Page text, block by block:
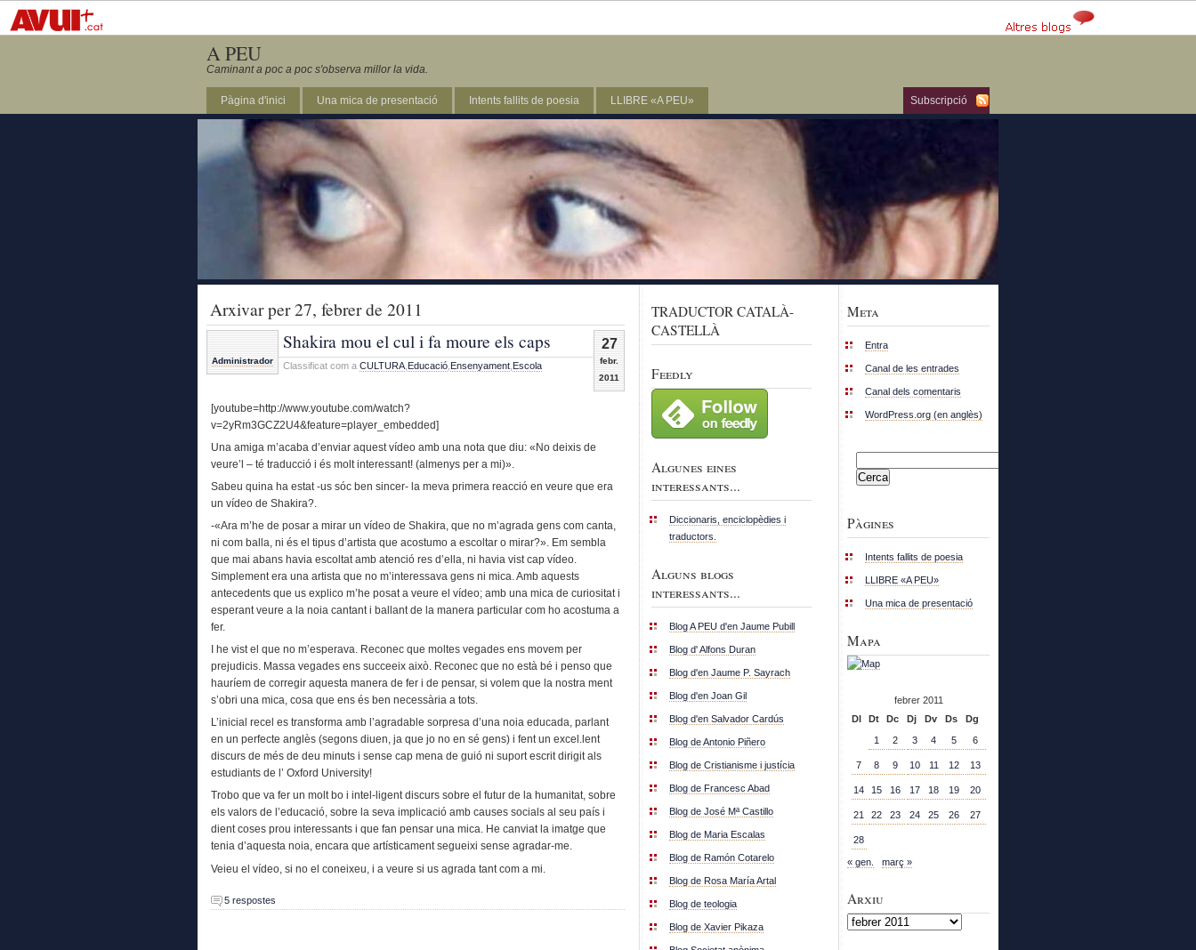
A PEU
Caminant a poc a poc s'observa millor la vida.
Subscripció
Pàgina d'inici Una mica de presentació Intents fallits de poesia LLIBRE «A PEU»
Arxivar per 27, febrer de 2011
27
febr.
2011
Administrador
Shakira mou el cul i fa moure els caps
Classificat com a CULTURA Educació Ensenyament Escola
[youtube=http://www.youtube.com/watch?
v=2yRm3GCZ2U4&feature=player_embedded]
Una amiga m’acaba d’enviar aquest vídeo amb una nota que diu: «No deixis de
veure’l – té traducció i és molt interessant! (almenys per a mi)».
Sabeu quina ha estat -us sóc ben sincer- la meva primera reacció en veure que era
un vídeo de Shakira?.
-«Ara m’he de posar a mirar un vídeo de Shakira, que no m’agrada gens com canta,
ni com balla, ni és el tipus d’artista que acostumo a escoltar o mirar?». Em sembla
que mai abans havia escoltat amb atenció res d’ella, ni havia vist cap vídeo.
Simplement era una artista que no m’interessava gens ni mica. Amb aquests
antecedents que us explico m’he posat a veure el vídeo; amb una mica de curiositat i
esperant veure a la noia cantant i ballant de la manera particular com ho acostuma a
fer.
I he vist el que no m’esperava. Reconec que moltes vegades ens movem per
prejudicis. Massa vegades ens succeeix això. Reconec que no està bé i penso que
hauríem de corregir aquesta manera de fer i de pensar, si volem que la nostra ment
s’obri una mica, cosa que ens és ben necessària a tots.
L’inicial recel es transforma amb l’agradable sorpresa d’una noia educada, parlant
en un perfecte anglès (segons diuen, ja que jo no en sé gens) i fent un excel.lent
discurs de més de deu minuts i sense cap mena de guió ni suport escrit dirigit als
estudiants de l’ Oxford University!
Trobo que va fer un molt bo i intel-ligent discurs sobre el futur de la humanitat, sobre
els valors de l’educació, sobre la seva implicació amb causes socials al seu país i
dient coses prou interessants i que fan pensar una mica. He canviat la imatge que
tenia d’aquesta noia, encara que artísticament segueixi sense agradar-me.
Veieu el vídeo, si no el coneixeu, i a veure si us agrada tant com a mi.
5 respostes
TRADUCTOR CATALÀ-
CASTELLÀ
Feedly
Algunes eines
interessants...
Diccionaris, enciclopèdies i
traductors.
Alguns blogs
interessants...
Blog A PEU d'en Jaume Pubill
Blog d' Alfons Duran
Blog d'en Jaume P. Sayrach
Blog d'en Joan Gil
Blog d'en Salvador Cardús
Blog de Antonio Piñero
Blog de Cristianisme i justícia
Blog de Francesc Abad
Blog de José Mª Castillo
Blog de Maria Escalas
Blog de Ramón Cotarelo
Blog de Rosa María Artal
Blog de teologia
Blog de Xavier Pikaza
Meta
Entra
Canal de les entrades
Canal dels comentaris
WordPress.org (en anglès)
Pàgines
Intents fallits de poesia
LLIBRE «A PEU»
Una mica de presentació
Mapa
febrer 2011
Dl
Dt Dc Dj Dv Ds
Dg
1
2 3 4 5 6
7 8 9 10 11 12 13
14 15 16 17 18 19 20
21 22 23 24 25 26 27
28
« gen. març »
Arxiu
Arxiu